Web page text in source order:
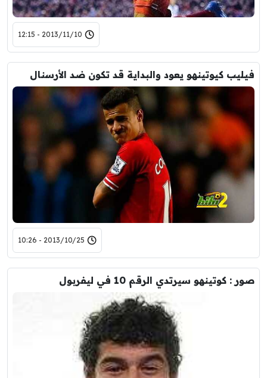
2013/11/10 - 12:15
فيليب كيوتينهو يعود والبداية قد تكون ضد الأرسنال
2013/10/25 - 10:26
صور : كوتينهو سيرتدي الرقم 10 في ليفربول